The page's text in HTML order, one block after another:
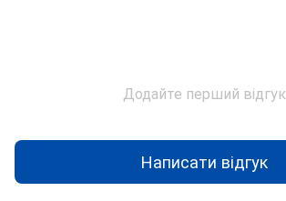
Додайте перший відгук
Написати відгук